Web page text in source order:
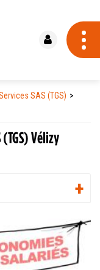
SAS (TGS)
(TGS) Vélizy